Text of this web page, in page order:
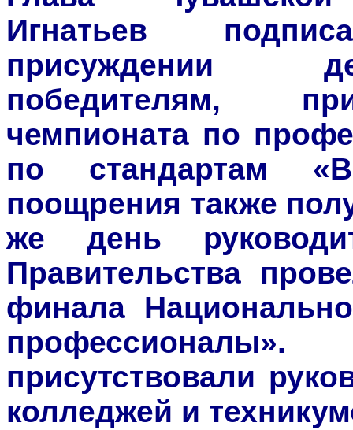
Игнатьев
присуждении
победителям,
чемпионата по
по стандартам
поощрения также
же день
Правительства
финала
присутствовали
колледжей и